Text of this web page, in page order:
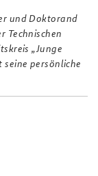
und Doktorand
Technischen
„Junge
persönliche